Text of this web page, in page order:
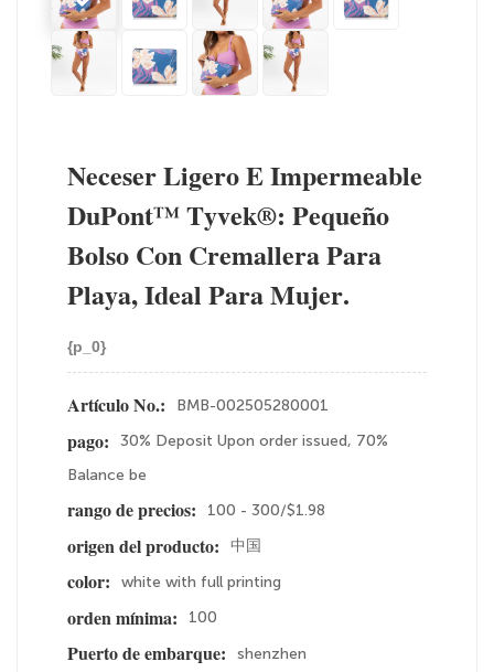
Neceser Ligero E Impermeable
DuPont™ Tyvek®: Pequeño
Bolso Con Cremallera Para
Playa, Ideal Para Mujer.
{p_0}
Artículo No.:
BMB-002505280001
pago:
30% Deposit Upon order issued, 70%
Balance be
rango de precios:
100 - 300/$1.98
origen del producto:
中国
color:
white with full printing
orden mínima:
100
Puerto de embarque:
shenzhen